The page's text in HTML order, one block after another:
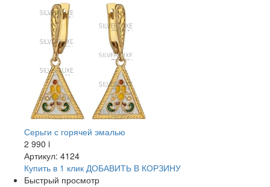
Серьги с горячей эмалью
2 990 i
Артикул: 4124
Купить в 1 клик ДОБАВИТЬ В КОРЗИНУ
Быстрый просмотр